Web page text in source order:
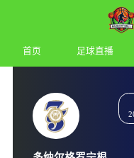
首页 足球直播